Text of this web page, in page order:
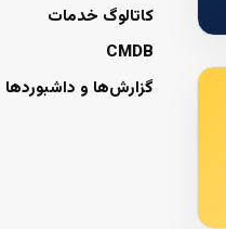
کاتالوگ خدمات
CMDB
گزارش‌ها و داشبوردها